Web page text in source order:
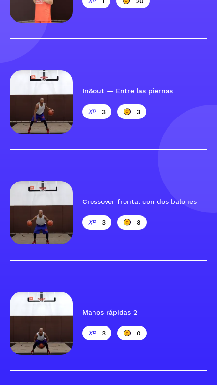
In&out — Entre las piernas
3 3
Crossover frontal con dos balones
3 8
Manos rápidas 2
3 0